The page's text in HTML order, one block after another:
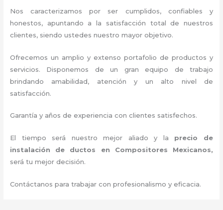
Nos caracterizamos por ser cumplidos, confiables y
honestos, apuntando a la satisfacción total de nuestros
clientes, siendo ustedes nuestro mayor objetivo.
Ofrecemos un amplio y extenso portafolio de productos y
servicios. Disponemos de un gran equipo de trabajo
brindando amabilidad, atención y un alto nivel de
satisfacción.
Garantía y años de experiencia con clientes satisfechos.
El tiempo será nuestro mejor aliado y la precio de
instalación de ductos en Compositores Mexicanos,
será tu mejor decisión.
Contáctanos para trabajar con profesionalismo y eficacia.